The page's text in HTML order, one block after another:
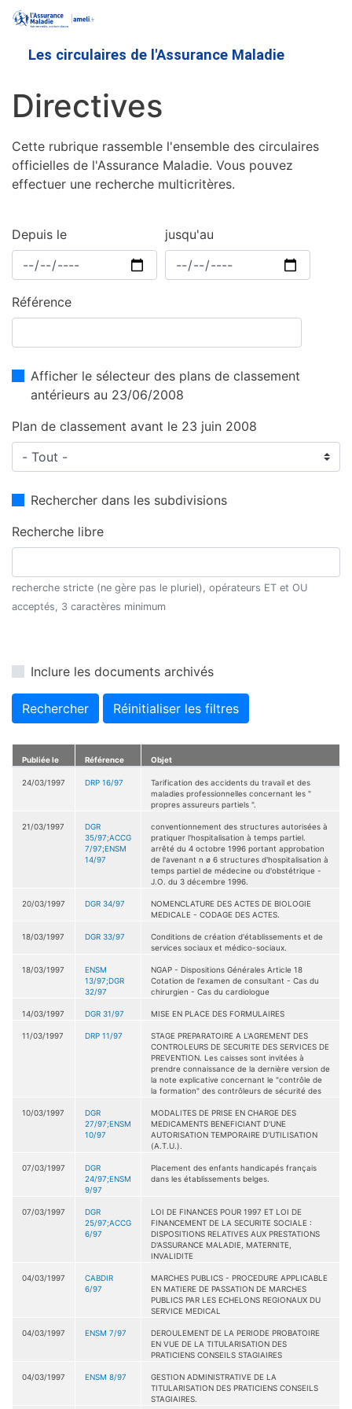
contenu
Les circulaires de l'Assurance Maladie
Directives
Cette rubrique rassemble l'ensemble des circulaires
officielles de l'Assurance Maladie. Vous pouvez
effectuer une recherche multicritères.
Depuis le jusqu'au
Référence
Afficher le sélecteur des plans de classement
antérieurs au 23/06/2008
Plan de classement avant le 23 juin 2008
Rechercher dans les subdivisions
Recherche libre
recherche stricte (ne gère pas le pluriel), opérateurs ET et OU
acceptés, 3 caractères minimum
Inclure les documents archivés
Rechercher Réinitialiser les filtres
Publiée le Référence Objet
24/03/1997 DRP 16/97
Tarification des accidents du travail et des
maladies professionnelles concernant les "
propres assureurs partiels ".
21/03/1997
DGR
35/97;ACCG
7/97;ENSM
14/97
conventionnement des structures autorisées à
pratiquer l'hospitalisation à temps partiel.
arrêté du 4 octobre 1996 portant approbation
de l'avenant n ø 6 structures d'hospitalisation à
temps partiel de médecine ou d'obstétrique -
J.O. du 3 décembre 1996.
20/03/1997 DGR 34/97
NOMENCLATURE DES ACTES DE BIOLOGIE
MEDICALE - CODAGE DES ACTES.
18/03/1997 DGR 33/97
Conditions de création d'établissements et de
services sociaux et médico-sociaux.
18/03/1997
ENSM
13/97;DGR
32/97
NGAP - Dispositions Générales Article 18
Cotation de l'examen de consultant - Cas du
chirurgien - Cas du cardiologue
14/03/1997 DGR 31/97 MISE EN PLACE DES FORMULAIRES
11/03/1997 DRP 11/97
STAGE PREPARATOIRE A L'AGREMENT DES
CONTROLEURS DE SECURITE DES SERVICES DE
PREVENTION. Les caisses sont invitées à
prendre connaissance de la dernière version de
la note explicative concernant le "contrôle de
la formation" des contrôleurs de sécurité des
10/03/1997
DGR
27/97;ENSM
10/97
MODALITES DE PRISE EN CHARGE DES
MEDICAMENTS BENEFICIANT D'UNE
AUTORISATION TEMPORAIRE D'UTILISATION
(A.T.U.).
07/03/1997
DGR
24/97;ENSM
9/97
Placement des enfants handicapés français
dans les établissements belges.
07/03/1997
DGR
25/97;ACCG
6/97
LOI DE FINANCES POUR 1997 ET LOI DE
FINANCEMENT DE LA SECURITE SOCIALE :
DISPOSITIONS RELATIVES AUX PRESTATIONS
D'ASSURANCE MALADIE, MATERNITE,
INVALIDITE
04/03/1997
CABDIR
6/97
MARCHES PUBLICS - PROCEDURE APPLICABLE
EN MATIERE DE PASSATION DE MARCHES
PUBLICS PAR LES ECHELONS REGIONAUX DU
SERVICE MEDICAL
04/03/1997 ENSM 7/97
DEROULEMENT DE LA PERIODE PROBATOIRE
EN VUE DE LA TITULARISATION DES
PRATICIENS CONSEILS STAGIAIRES
04/03/1997 ENSM 8/97
GESTION ADMINISTRATIVE DE LA
TITULARISATION DES PRATICIENS CONSEILS
STAGIAIRES.